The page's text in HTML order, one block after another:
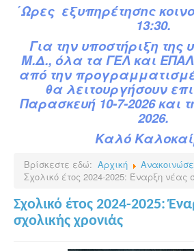
΄Ωρες εξυπηρέτησης
13:30.
Για την υποστήριξη της
Μ.Δ., όλα τα ΓΕΛ και
από την
θα λειτουργήσουν
Παρασκευή 10-7-2026 και
2026.
Καλό
Βρίσκεστε εδώ: Αρχική
Σχολικό έτος 2024-2025: Έναρξη νέας
Σχολικό έτος 2024-2025:
σχολικής χρονιάς